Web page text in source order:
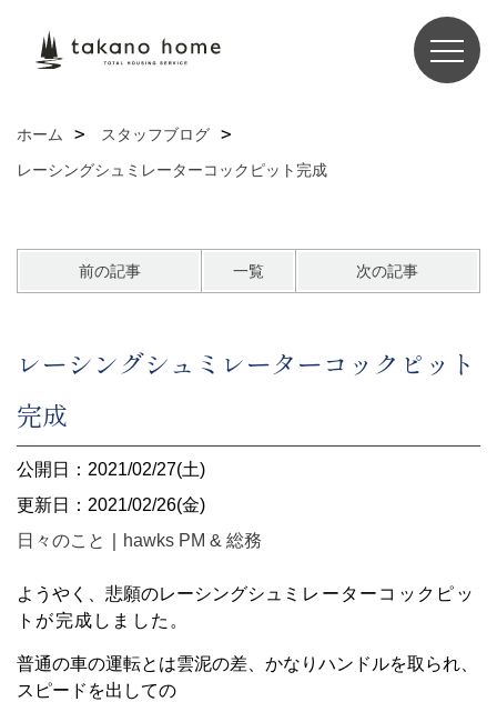
ホーム
スタッフブログ
レーシングシュミレーターコックピット完成
前の記事 一覧 次の記事
レーシングシュミレーターコックピット
完成
公開日：2021/02/27(土)
更新日：2021/02/26(金)
日々のこと
hawks PM & 総務
ようやく、悲願のレーシングシュ ミレーターコックピッ
トが完成しました。
普通の車の運転とは雲泥の差、かなりハンドルを取られ、
スピードを出しての